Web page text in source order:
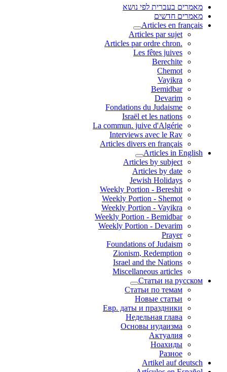
מאמרים בעברית לפי נושא
מאמרים חדשים
Articles en français
Articles par sujet
.Articles par ordre chron
Les fêtes juives
Berechite
Chemot
Vayikra
Bemidbar
Devarim
Fondations du Judaisme
Israël et les nations
La commun. juive d'Algérie
Interviews avec le Rav
Articles divers en français
Articles in English
Articles by subject
Articles by date
Jewish Holidays
Weekly Portion - Bereshit
Weekly Portion - Shemot
Weekly Portion - Vayikra
Weekly Portion - Bemidbar
Weekly Portion - Devarim
Prayer
Foundations of Judaism
Zionism, Redemption
Israel and the Nations
Miscellaneous articles
Статьи на русском
Статьи по темам
Новые статьи
Евр. даты и праздники
Недельная глава
Основы иудаизма
Актуалия
Ноахиды
Разное
Artikel auf deutsch